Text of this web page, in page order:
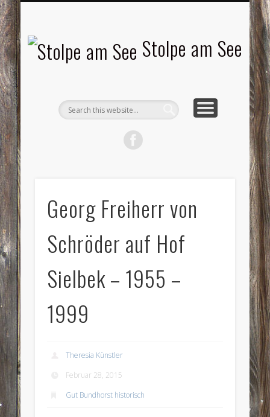
Stolpe am See
Georg Freiherr von
Schröder auf Hof
Sielbek – 1955 –
1999
Theresia Künstler
Februar 28, 2015
Gut Bundhorst historisch